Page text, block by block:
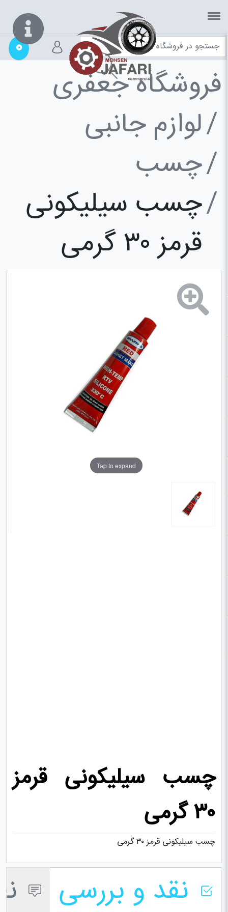
0
فروشگاه جعفری
لوازم جانبی
چسب
چسب سیلیکونی
قرمز ۳۰ گرمی
Tap to expand
چسب سیلیکونی قرمز
۳۰ گرمی
چسب سیلیکونی قرمز ۳۰ گرمی
نقد و بررسی